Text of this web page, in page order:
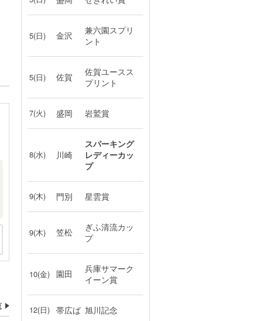
5(日) 金沢
兼六園スプリ
ント
5(日) 佐賀
佐賀ユースス
プリント
7(火) 盛岡 岩鷲賞
8(水) 川崎
スパーキング
レディーカッ
プ
9(木) 門別 星雲賞
9(木) 笠松
ぎふ清流カッ
プ
10(金) 園田
兵庫サマーク
イーン賞
12(日) 帯広ば 旭川記念